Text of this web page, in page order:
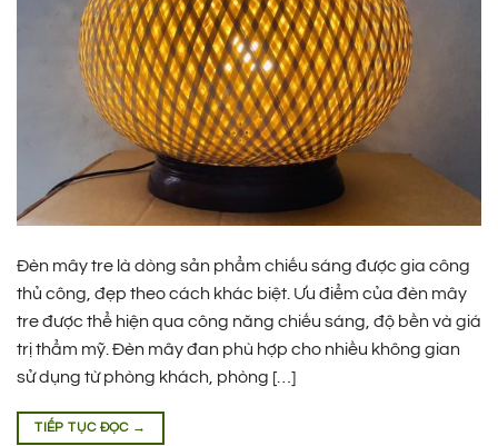
Đèn mây tre là dòng sản phẩm chiếu sáng được gia công
thủ công, đẹp theo cách khác biệt. Ưu điểm của đèn mây
tre được thể hiện qua công năng chiếu sáng, độ bền và giá
trị thẩm mỹ. Đèn mây đan phù hợp cho nhiều không gian
sử dụng từ phòng khách, phòng […]
TIẾP TỤC ĐỌC →